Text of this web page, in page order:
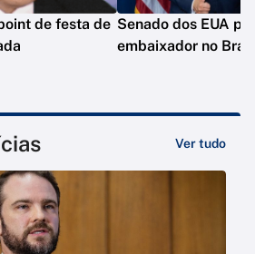
de festa de Senado dos EUA
embaixador no
Ver tudo